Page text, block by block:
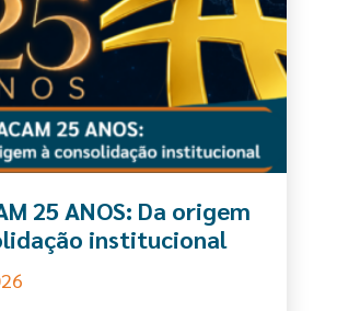
25 ANOS: Da origem
institucional